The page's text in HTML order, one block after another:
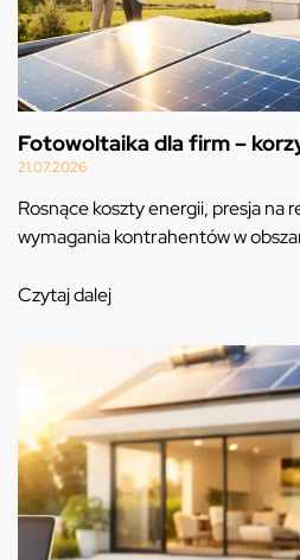
Fotowoltaika dla firm –
21.07.2026
Rosnące koszty energii, presja na
wymagania kontrahentów w
Czytaj dalej